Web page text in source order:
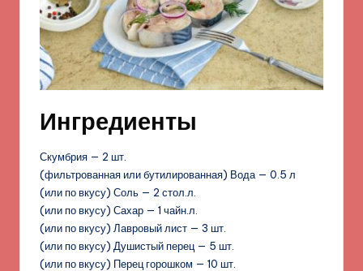
Ингредиенты
Скумбрия — 2 шт.
(фильтрованная или бутилированная) Вода — 0.5 л
(или по вкусу) Соль — 2 стол.л.
(или по вкусу) Сахар — 1 чайн.л.
(или по вкусу) Лавровый лист — 3 шт.
(или по вкусу) Душистый перец — 5 шт.
(или по вкусу) Перец горошком — 10 шт.